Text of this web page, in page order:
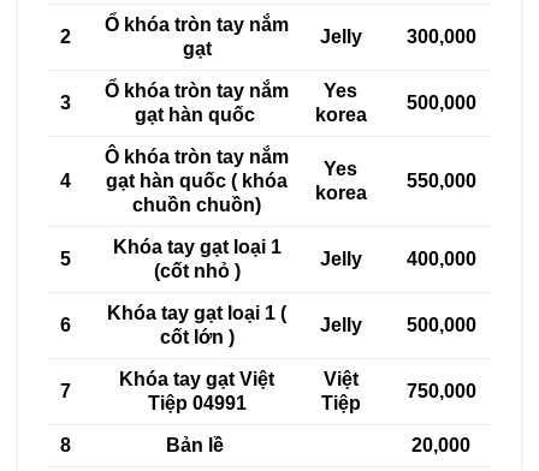
2
Ổ khóa tròn tay nắm
gạt
Jelly 300,000
3
Ổ khóa tròn tay nắm
gạt hàn quốc
Yes
korea
500,000
4
Ô khóa tròn tay nắm
gạt hàn quốc ( khóa
chuồn chuồn)
Yes
korea
550,000
5
Khóa tay gạt loại 1
(cốt nhỏ )
Jelly 400,000
6
Khóa tay gạt loại 1 (
cốt lớn )
Jelly 500,000
7
Khóa tay gạt Việt
Tiệp 04991
Việt
Tiệp
750,000
8 Bản lề 20,000